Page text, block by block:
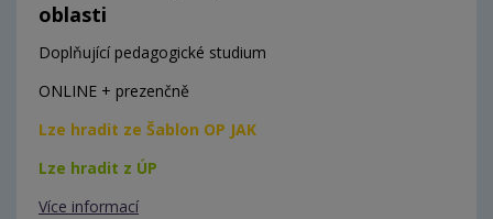
oblasti
Doplňující pedagogické studium
ONLINE + prezenčně
Lze hradit ze Šablon OP JAK
Lze hradit z ÚP
Více informací